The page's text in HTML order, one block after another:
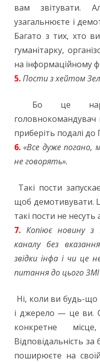
вам звітувати.
узагальнюєте і
Багато з тих, хто
гуманітарку,
на інформаційному
5.Пости з хейтом
Бо це
головнокомандувач
приберіть подалі до
6. «Все дуже погано,
не говорять».
Такі пости
щоб демотивувати.
такі пости не несуть
7. Копіює новину з
каналу без
звідки інфа і чи це
питання до цього
Ні, коли ви будь-що
і джерело — це ви.
конкретне
Відповідальність
поширюєте на